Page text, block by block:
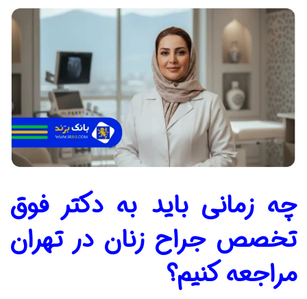
چه زمانی باید به دکتر فوق
تخصص جراح زنان در تهران
مراجعه کنیم؟